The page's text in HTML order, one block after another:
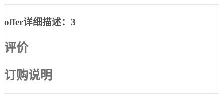
offer详细描述：3
评价
订购说明